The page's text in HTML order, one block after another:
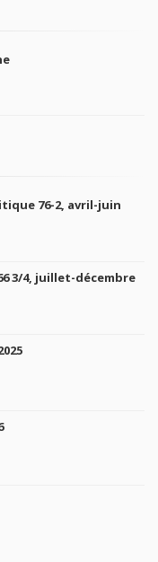
76-2, avril-juin
3/4, juillet-décembre